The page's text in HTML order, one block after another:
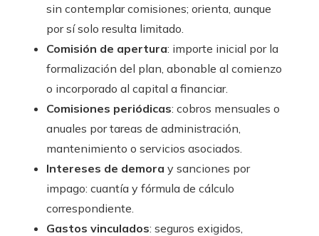
sin contemplar comisiones; orienta, aunque
por sí solo resulta limitado.
Comisión de apertura: importe inicial por la
formalización del plan, abonable al comienzo
o incorporado al capital a financiar.
Comisiones periódicas: cobros mensuales o
anuales por tareas de administración,
mantenimiento o servicios asociados.
Intereses de demora y sanciones por
impago: cuantía y fórmula de cálculo
correspondiente.
Gastos vinculados: seguros exigidos,